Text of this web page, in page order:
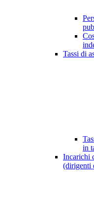
Tassi di
in
Incarichi
(dirigenti